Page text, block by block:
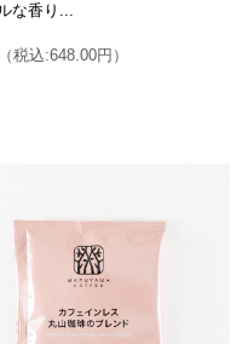
な香り...
税込:648.00円）